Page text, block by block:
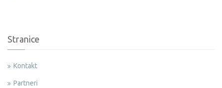
Stranice
Kontakt
Partneri